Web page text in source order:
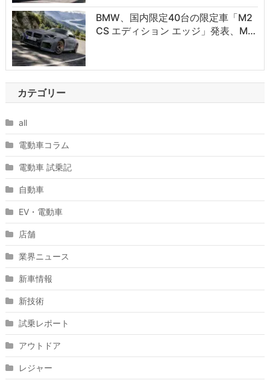
BMW、国内限定40台の限定車「M2
CS エディション エッジ」発表、M…
カテゴリー
all
電動車コラム
電動車 試乗記
自動車
EV・電動車
店舗
業界ニュース
新車情報
新技術
試乗レポート
アウトドア
レジャー